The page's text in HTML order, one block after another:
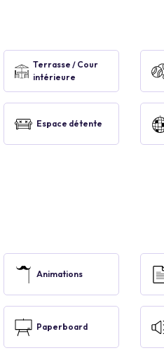
Terrasse / Cour
intérieure
Espace détente
Animations
Paperboard